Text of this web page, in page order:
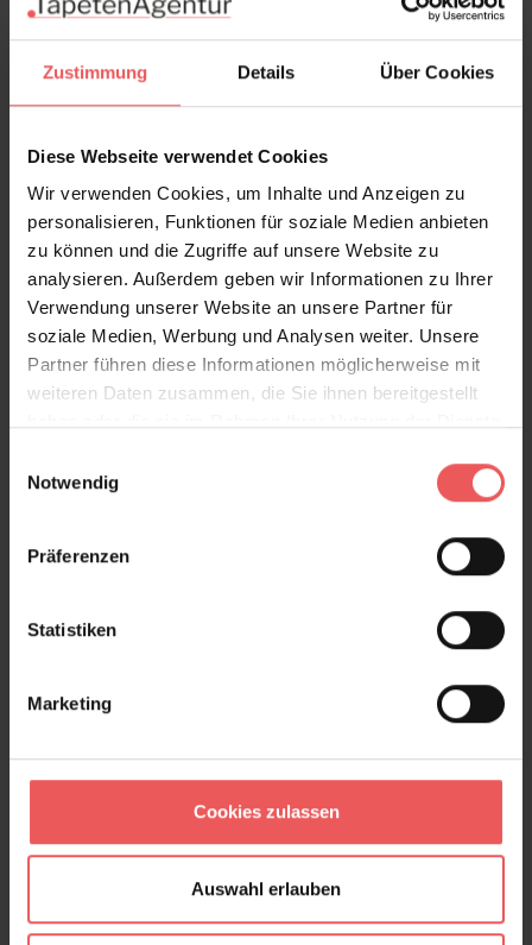
Zustimmung Details Über Cookies
Diese Webseite verwendet Cookies
Wir verwenden Cookies, um Inhalte und Anzeigen zu
personalisieren, Funktionen für soziale Medien anbieten
zu können und die Zugriffe auf unsere Website zu
analysieren. Außerdem geben wir Informationen zu Ihrer
Verwendung unserer Website an unsere Partner für
soziale Medien, Werbung und Analysen weiter. Unsere
Partner führen diese Informationen möglicherweise mit
weiteren Daten zusammen, die Sie ihnen bereitgestellt
Notwendig
Präferenzen
Statistiken
Marketing
Cookies zulassen
Auswahl erlauben
Bewertungen
FAQ
Sie haben Fragen zum Produkt?
Frage stellen
+49 (0)221 932 81 82